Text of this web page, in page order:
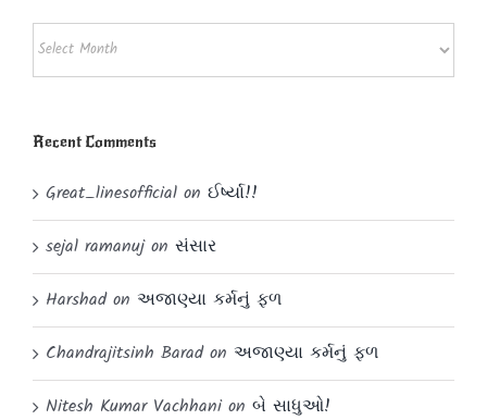
Archives!!!
Recent Comments
Great_linesofficial on ઈર્ષ્યા!!
sejal ramanujon સંસાર
Harshadon અજાણ્યા કર્મનું ફળ
Chandrajitsinh Baradon અજાણ્યા કર્મનું ફળ
Nitesh Kumar Vachhanion બે સાધુઓ!